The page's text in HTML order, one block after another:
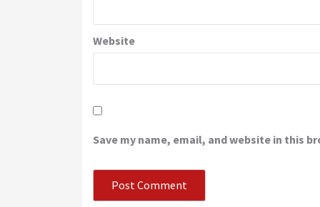
Website
Save my name, email, and website in this